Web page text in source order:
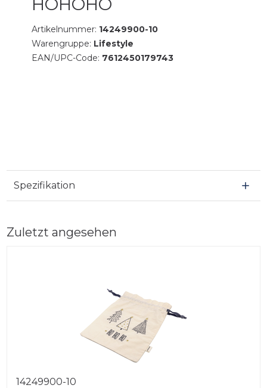
Artikelnummer: 14249900-10
Warengruppe: Lifestyle
EAN/UPC-Code: 7612450179743
Spezifikation
Zuletzt angesehen
14249900-10